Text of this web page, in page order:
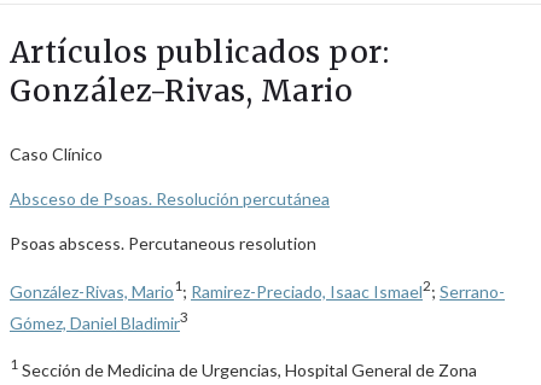
Artículos publicados por:
González-Rivas, Mario
Caso Clínico
Absceso de Psoas. Resolución percutánea
Psoas abscess. Percutaneous resolution
González-Rivas, Mario1 ; Ramirez-Preciado, Isaac Ismael2; Serrano-
Gómez, Daniel Bladimir3
1 Sección de Medicina de Urgencias, Hospital General de Zona